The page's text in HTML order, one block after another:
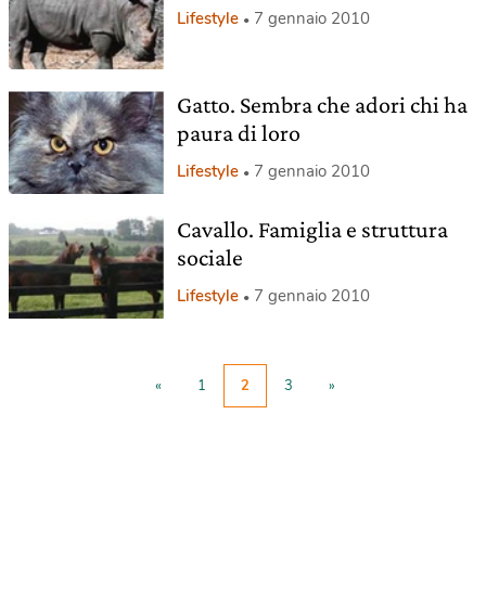
Lifestyle 7 gennaio 2010
Gatto. Sembra che adori chi ha
paura di loro
Lifestyle 7 gennaio 2010
Cavallo. Famiglia e struttura
sociale
Lifestyle 7 gennaio 2010
« 1 2 3 »